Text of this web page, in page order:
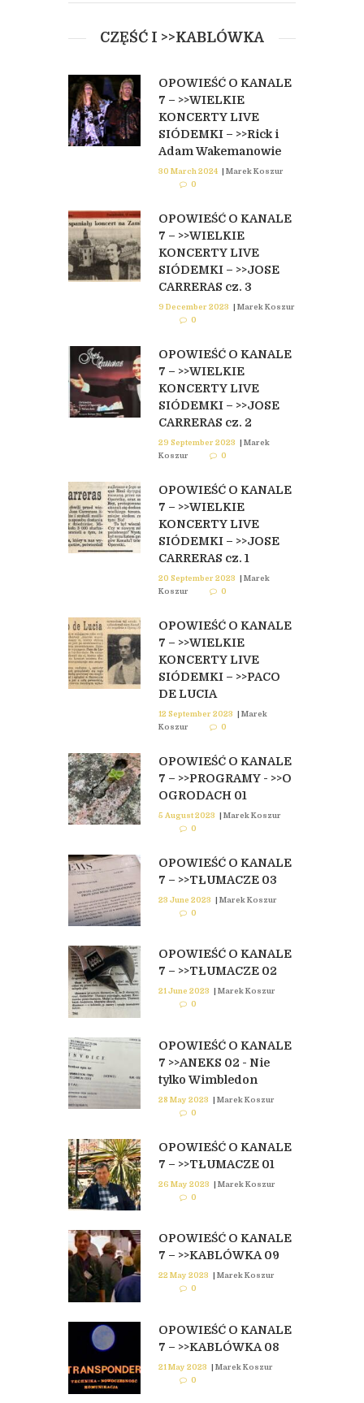
CZĘŚĆ I >>KABLÓWKA
OPOWIEŚĆ O KANALE
7 – >>WIELKIE
KONCERTY LIVE
SIÓDEMKI – >>Rick i
Adam Wakemanowie
30 March 2024 | Marek Koszur
0
OPOWIEŚĆ O KANALE
7 – >>WIELKIE
KONCERTY LIVE
SIÓDEMKI – >>JOSE
CARRERAS cz. 3
9 December 2023 | Marek Koszur
0
OPOWIEŚĆ O KANALE
7 – >>WIELKIE
KONCERTY LIVE
SIÓDEMKI – >>JOSE
CARRERAS cz. 2
29 September 2023 | Marek
Koszur
0
OPOWIEŚĆ O KANALE
7 – >>WIELKIE
KONCERTY LIVE
SIÓDEMKI – >>JOSE
CARRERAS cz. 1
20 September 2023 | Marek
Koszur
0
OPOWIEŚĆ O KANALE
7 – >>WIELKIE
KONCERTY LIVE
SIÓDEMKI – >>PACO
DE LUCIA
12 September 2023 | Marek
Koszur
0
OPOWIEŚĆ O KANALE
7 – >>PROGRAMY - >>O
OGRODACH 01
5 August 2023 | Marek Koszur
0
OPOWIEŚĆ O KANALE
7 – >>TŁUMACZE 03
23 June 2023 | Marek Koszur
0
OPOWIEŚĆ O KANALE
7 – >>TŁUMACZE 02
21 June 2023 | Marek Koszur
0
OPOWIEŚĆ O KANALE
7 >>ANEKS 02 - Nie
tylko Wimbledon
28 May 2023 | Marek Koszur
0
OPOWIEŚĆ O KANALE
7 – >>TŁUMACZE 01
26 May 2023 | Marek Koszur
0
OPOWIEŚĆ O KANALE
7 – >>KABLÓWKA 09
22 May 2023
Marek Koszur
0
OPOWIEŚĆ O KANALE
7 – >>KABLÓWKA 08
21 May 2023 | Marek Koszur
0